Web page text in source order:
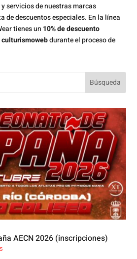
servicios de nuestras marcas
de descuentos especiales. En la línea
tienes un 10% de descuento
culturismowebdurante el proceso de
AECN 2026 (inscripciones)